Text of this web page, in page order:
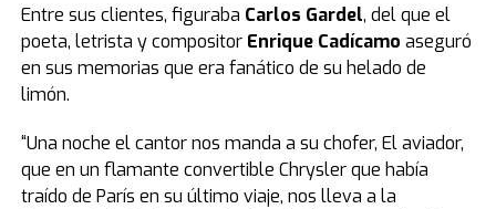
Entre sus clientes, figuraba Carlos Gardel, del que el
poeta, letrista y compositor Enrique Cadícamo aseguró
en sus memorias que era fanático de su helado de
limón.
“Una noche el cantor nos manda a su chofer, El aviador,
que en un flamante convertible Chrysler que había
traído de París en su último viaje, nos lleva a la